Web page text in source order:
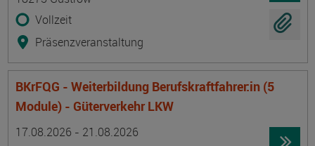
Vollzeit
Präsenzveranstaltung
BKrFQG - Weiterbildung Berufskraftfahrer:in (5
Module) - Güterverkehr LKW
17.08.2026 - 21.08.2026